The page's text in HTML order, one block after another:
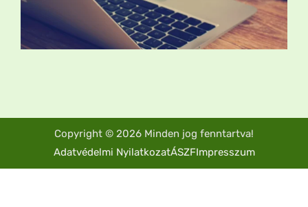
Copyright © 2026 Minden jog fenntartva!
Adatvédelmi NyilatkozatÁSZFImpresszum